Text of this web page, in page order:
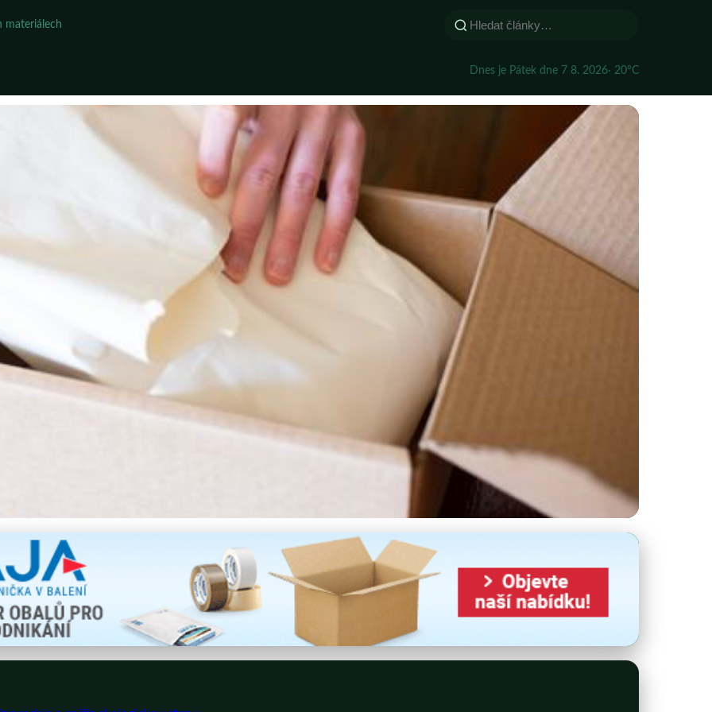
materiálech
Dnes je Pátek dne 7 8. 2026· 20°C
with Sustainable E-Commerce